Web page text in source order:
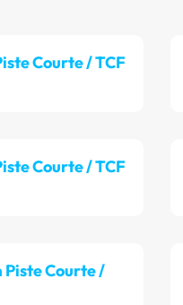
Courte / TCF
Courte / TCF
Courte /